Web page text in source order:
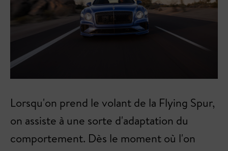
Lorsqu'on prend le volant de la Flying Spur,
on assiste à une sorte d'adaptation du
comportement. Dès le moment où l'on